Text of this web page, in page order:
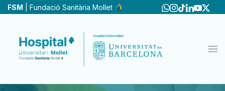
Vés
FSM | Fundació Sanitària Mollet